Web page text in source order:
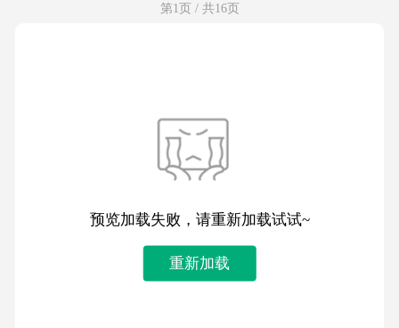
第1页 / 共16页
预览加载失败，请重新加载试试~
重新加载